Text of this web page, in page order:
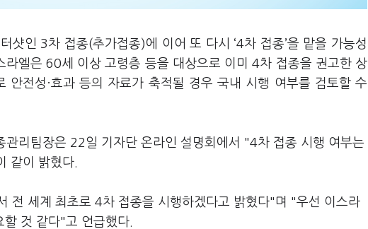
샷인 3차 접종(추가접종)에 이어 또 다시 ‘4차 접종’을 맡을 가능성
엘은 60세 이상 고령층 등을 대상으로 이미 4차 접종을 권고한 상
안전성·효과 등의 자료가 축적될 경우 국내 시행 여부를 검토할 수
리팀장은 22일 기자단 온라인 설명회에서 "4차 접종 시행 여부는
같이 밝혔다.
전 세계 최초로 4차 접종을 시행하겠다고 밝혔다"며 "우선 이스라
것 같다"고 언급했다.